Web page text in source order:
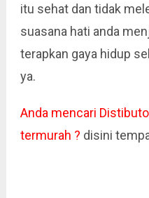
itu sehat dan tidak
suasana hati anda
terapkan gaya hidup
ya.
Anda mencari
termurah ? disini